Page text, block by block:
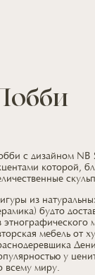
с дизайном NB
которой,
из
будто
этнографического
мебель от
у
всему миру.